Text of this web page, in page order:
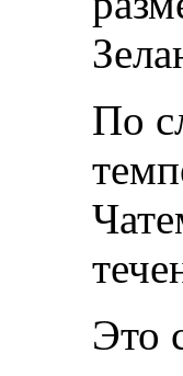
По
Это